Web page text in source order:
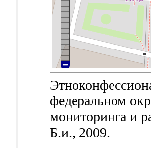
федеральном
мониторинга и
Б.и., 2009.